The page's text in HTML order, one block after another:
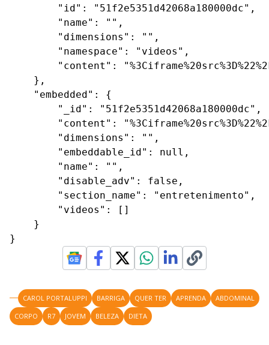
        "id": "51f2e5351d42068a180000dc",
        "name": "",
        "dimensions": "",
        "namespace": "videos",
"content":
    },
    "embedded": {
        "_id": "51f2e5351d42068a180000dc",
"content":
        "dimensions": "",
        "embeddable_id": null,
        "name": "",
        "disable_adv": false,
        "section_name": "entretenimento",
        "videos": []
    }
}
CAROL PORTALUPPI BARRIGA QUER TER APRENDA
ABDOMINAL
CORPO
R7 JOVEM BELEZA DIETA